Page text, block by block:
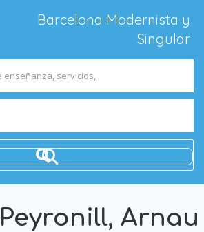
Barcelona Modernista y
Singular
Arnau